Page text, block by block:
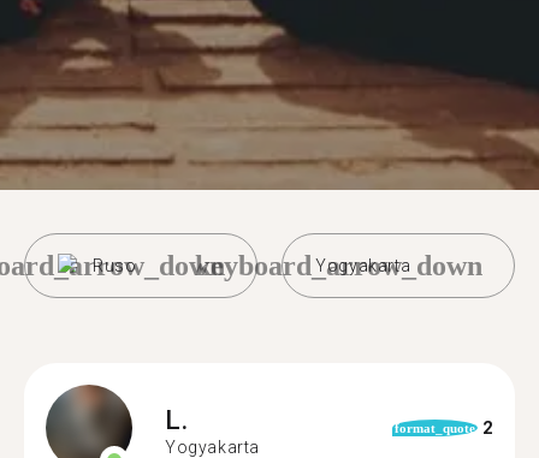
Ruso Yogyakarta
keyboard_arrow_down
L.
Yogyakarta
format_quote 2